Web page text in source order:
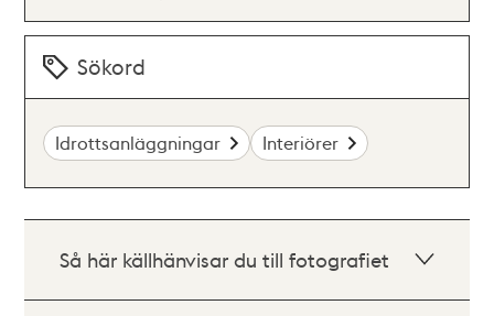
Sökord
Idrottsanläggningar Interiörer
Så här källhänvisar du till fotografiet